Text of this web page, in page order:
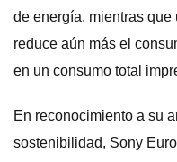
de energía, mientras que
reduce aún más el
en un consumo total
En reconocimiento a su
sostenibilidad, Sony